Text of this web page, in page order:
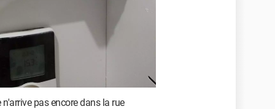
pas encore dans la rue